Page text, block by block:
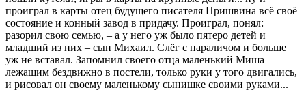
проиграл в карты отец будущего писателя Пришвина всё своё
состояние и конный завод в придачу. Проиграл, понял:
разорил свою семью, – а у него уж было пятеро детей и
младший из них – сын Михаил. Слёг с параличом и больше
уж не вставал. Запомнил своего отца маленький Миша
лежащим бездвижно в постели, только руки у того двигались,
и рисовал он своему маленькому сынишке своими руками...